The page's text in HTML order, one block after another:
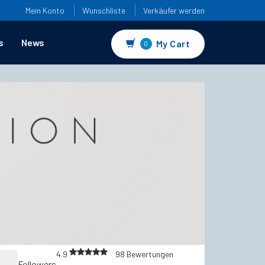
Mein Konto Wunschliste Verkäufer werden
News 0 My Cart
4.9 98 Bewertungen